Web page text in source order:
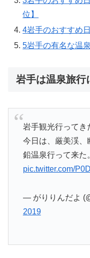
位】
4岩手のおすすめ
5岩手の有名な温
岩手は温泉旅行
岩手観光行ってき
今日は、厳美渓、
鉛温泉行って来た
pic.twitter.com/
— がりりんだよ
2019